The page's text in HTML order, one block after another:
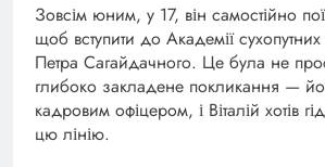
Зовсім юним, у 17, він самостійно
щоб вступити до Академії сухопутних
Петра Сагайдачного. Це була не
глибоко закладене покликання —
кадровим офіцером, і Віталій хотів
цю лінію.